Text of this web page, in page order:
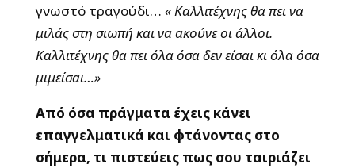
γνωστό τραγούδι… « Καλλιτέχνης θα πει να
μιλάς στη σιωπή και να ακούνε οι άλλοι.
Καλλιτέχνης θα πει όλα όσα δεν είσαι κι όλα όσα
μιμείσαι…»
Από όσα πράγματα έχεις κάνει
επαγγελματικά και φτάνοντας στο
σήμερα, τι πιστεύεις πως σου ταιριάζει